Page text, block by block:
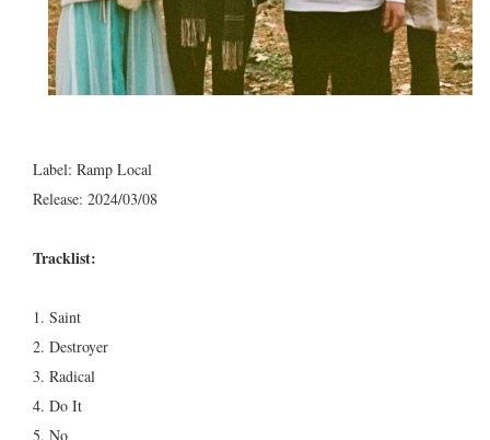
Label: Ramp Local
Release: 2024/03/08
Tracklist:
1. Saint
2. Destroyer
3. Radical
4. Do It
5. No